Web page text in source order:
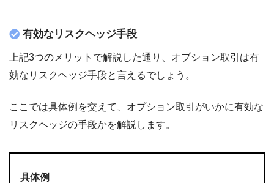
有効なリスクヘッジ手段
上記3つのメリットで解説した通り、オプション取引は有
効なリスクヘッジ手段と言えるでしょう。
ここでは具体例を交えて、オプション取引がいかに有効な
リスクヘッジの手段かを解説します。
具体例